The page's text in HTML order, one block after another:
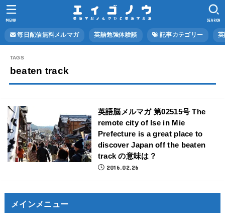
毎日配信無料メルマガ 英語勉強体験談 記事カテゴリー
SEARCH
MENU
beaten track
英語脳メルマガ 第02515号 The
remote city of Ise in Mie
Prefecture is a great place to
discover Japan off the beaten
track の意味は？
2016.02.26
メインメニュー